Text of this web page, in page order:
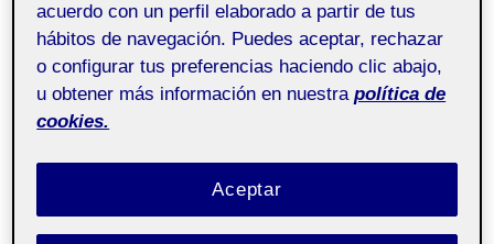
acuerdo con un perfil elaborado a partir de tus
hábitos de navegación. Puedes aceptar, rechazar
o configurar tus preferencias haciendo clic abajo,
u obtener más información en nuestra política de
cookies.
Aceptar